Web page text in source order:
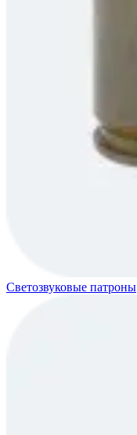
Светозвуковые патроны